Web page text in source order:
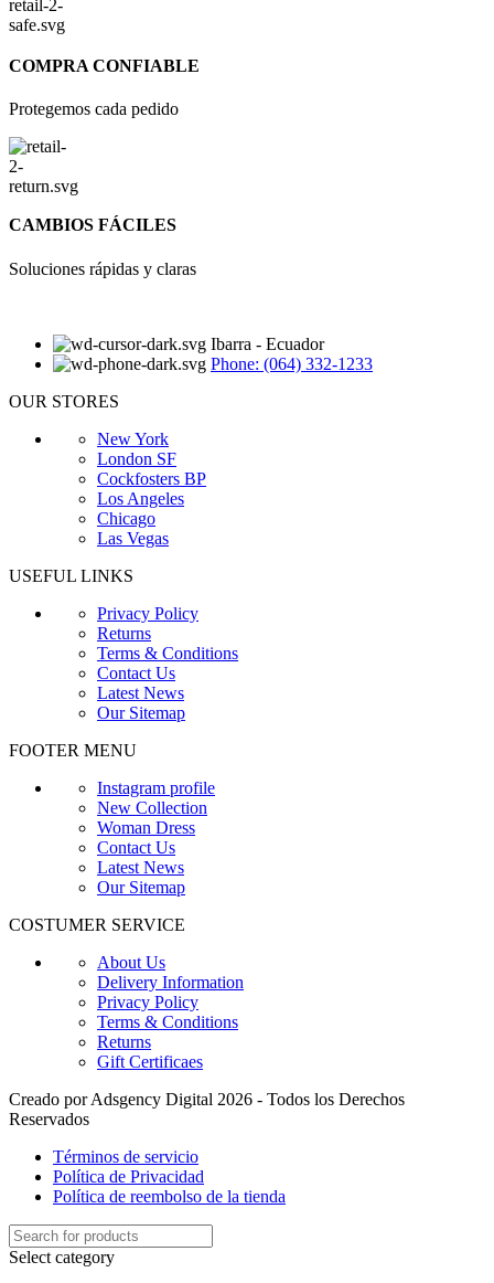
COMPRA CONFIABLE
Protegemos cada pedido
CAMBIOS FÁCILES
Soluciones rápidas y claras
Ibarra - Ecuador
Phone: (064) 332-1233
OUR STORES
New York
London SF
Cockfosters BP
Los Angeles
Chicago
Las Vegas
USEFUL LINKS
Privacy Policy
Returns
Terms & Conditions
Contact Us
Latest News
Our Sitemap
FOOTER MENU
Instagram profile
New Collection
Woman Dress
Contact Us
Latest News
Our Sitemap
COSTUMER SERVICE
About Us
Delivery Information
Privacy Policy
Terms & Conditions
Returns
Gift Certificaes
Creado por Adsgency Digital 2026 - Todos los Derechos
Reservados
Términos de servicio
Política de Privacidad
Política de reembolso de la tienda
Select category